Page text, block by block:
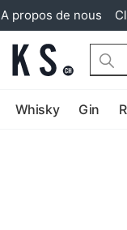
A propos de nous
Whisky Gin